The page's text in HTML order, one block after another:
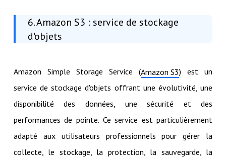
6. Amazon S3 : service de stockage
d'objets
Amazon Simple Storage Service (Amazon S3) est un
service de stockage d'objets offrant une évolutivité, une
disponibilité des données, une sécurité et des
performances de pointe. Ce service est particulièrement
adapté aux utilisateurs professionnels pour gérer la
collecte, le stockage, la protection, la sauvegarde, la